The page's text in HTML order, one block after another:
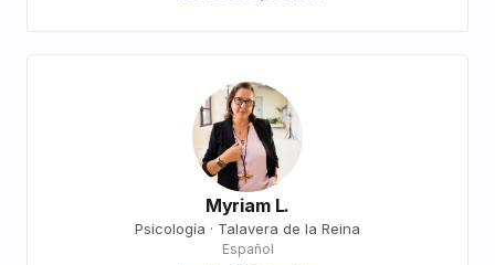
Myriam L.
Psicología · Talavera de la Reina
Español